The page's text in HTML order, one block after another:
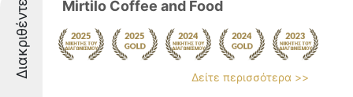
Διακριθέντες Mirtilo Coffee and Food
Δείτε περισσότερα >>